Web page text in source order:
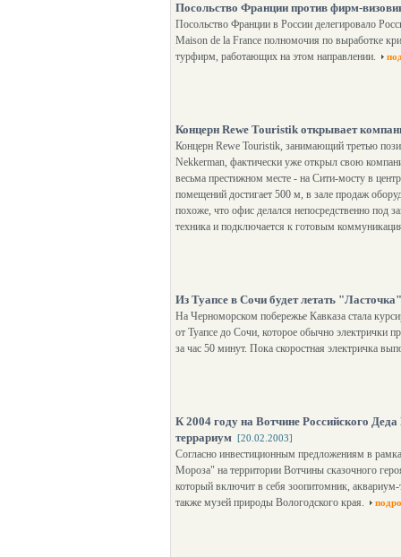
Посольство Франции против фирм-
Посольство Франции в России делегировало
Maison de la France полномочия по выработке
турфирм, работающих на этом направлении.
Концерн Rewe Touristik открывает
Концерн Rewe Touristik, занимающий третью
Nekkerman, фактически уже открыл свою
весьма престижном месте - на Сити-мосту в
помещений достигает 500 м, в зале продаж
похоже, что офис делался непосредственно под
техника и подключается к готовым
Из Туапсе в Сочи будет летать "Ласточка"
На Черноморском побережье Кавказа стала
от Туапсе до Сочи, которое обычно электрички
за час 50 минут. Пока скоростная электричка
К 2004 году на Вотчине Российского
террариум [20.02.2003]
Согласно инвестиционным предложениям в
Мороза" на территории Вотчины сказочного
который включит в себя зоопитомник,
также музей природы Вологодского края.